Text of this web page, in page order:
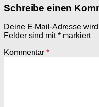
Schreibe einen
Deine E-Mail-Adresse
Felder sind mit* markiert
Kommentar *